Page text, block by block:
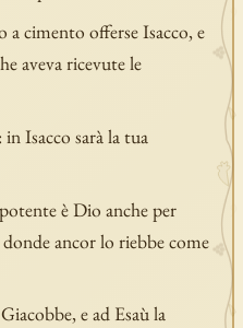
a cimento offerse Isacco, e
aveva ricevute le
Isacco sarà la tua
è Dio anche per
ancor lo riebbe come
e ad Esaù la